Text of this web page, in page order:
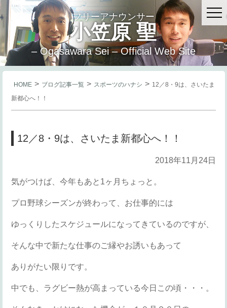
フリーアナウンサー
小笠原 聖
– Ogasawara Sei – Official Web Site
HOME > ブログ記事一覧 > スポーツのハナシ > 12／8・9は、さいたま
新都心へ！！
12／8・9は、さいたま新都心へ！！
2018年11月24日
気がつけば、今年もあと1ヶ月ちょっと。
プロ野球シーズンが終わって、お仕事的には
ゆっくりしたスケジュールになってきているのですが、
そんな中で新たな仕事のご縁やお誘いもあって
ありがたい限りです。
中でも、ラグビー熱が高まっている今日この頃・・・。